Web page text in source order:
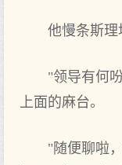
他慢条斯理
"领导有何
上面的麻台。
"随便聊啦